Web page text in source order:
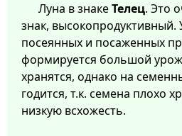
Луна в знакеТелец. Это
знак, высокопродуктивный.
посеянных и посаженных
формируется большой
хранятся, однако на
годится, т.к. семена плохо
низкую всхожесть.